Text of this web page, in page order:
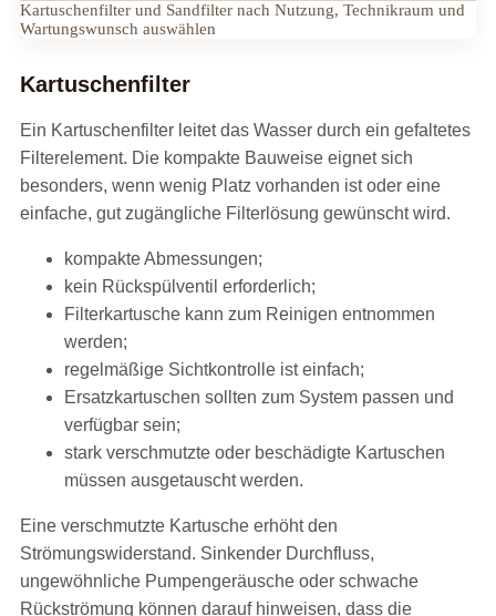
Kartuschenfilter und Sandfilter nach Nutzung, Technikraum und
Wartungswunsch auswählen
Kartuschenfilter
Ein Kartuschenfilter leitet das Wasser durch ein gefaltetes
Filterelement. Die kompakte Bauweise eignet sich
besonders, wenn wenig Platz vorhanden ist oder eine
einfache, gut zugängliche Filterlösung gewünscht wird.
kompakte Abmessungen;
kein Rückspülventil erforderlich;
Filterkartusche kann zum Reinigen entnommen
werden;
regelmäßige Sichtkontrolle ist einfach;
Ersatzkartuschen sollten zum System passen und
verfügbar sein;
stark verschmutzte oder beschädigte Kartuschen
müssen ausgetauscht werden.
Eine verschmutzte Kartusche erhöht den
Strömungswiderstand. Sinkender Durchfluss,
ungewöhnliche Pumpengeräusche oder schwache
Rückströmung können darauf hinweisen, dass die